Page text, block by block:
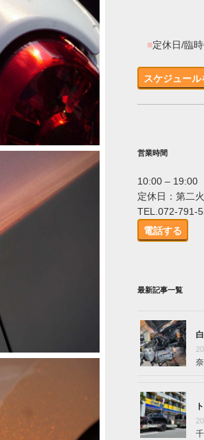
■定休日/臨
スケジュール
営業時間
10:00 – 19:00
定休日：第二
TEL.072-791-
電話する
最新記事一覧